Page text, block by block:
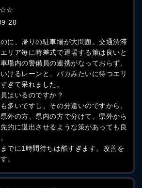
☆☆
28
に、帰りの駐車場が大問題。交通渋滞
リア毎に時差式で退場する策は良いと
場内の警備員の連携がなっておらず、
けるレーンと、バカみたいに待つエリ
ぎて呆れました。
はいるのですか？
多いですし、その分遠いのですから、
外の方、県内の方で分けて、県外から
的に退出させるような策があっても良
でに1時間待ちは酷すぎます。改善を
。